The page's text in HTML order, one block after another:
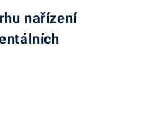
nařízení